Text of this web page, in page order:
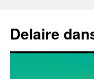
Delaire